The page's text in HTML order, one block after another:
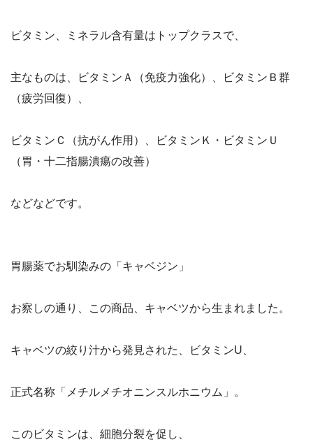
ビタミン、ミネラル含有量はトップクラスで、
主なものは、ビタミンＡ（免疫力強化）、ビタミンＢ群
（疲労回復）、
ビタミンＣ（抗がん作用）、ビタミンＫ・ビタミンＵ
（胃・十二指腸潰瘍の改善）
などなどです。
胃腸薬でお馴染みの「キャベジン」
お察しの通り、この商品、 キャベツから生まれました。
キャベツの絞り汁から発見された、ビタミンU、
正式名称「メチルメチオニンスルホニウム」。
このビタミンは、細胞分裂を促し、